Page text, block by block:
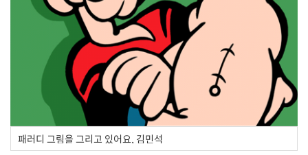
패러디 그림을 그리고 있어요, 김민석